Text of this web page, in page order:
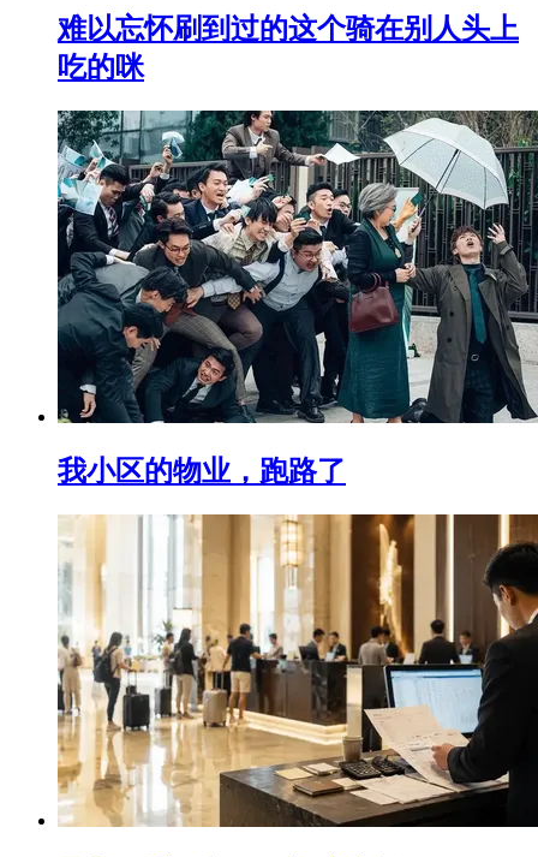
难以忘怀刷到过的这个骑在别人头上
吃的咪
我小区的物业，跑路了